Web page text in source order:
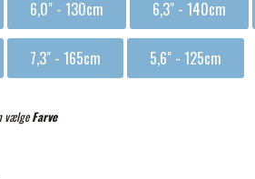
release
åndbar polyesterfoer
af det originale "buster mønster"
på siden og bagpå dækkenet
6,0" - 130cm 6,3" - 140cm
7,3" - 165cm 5,6" - 125cm
vælgeFarve